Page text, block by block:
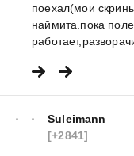
поехал(мои
наймита.пока
Suleimann
[+2841]